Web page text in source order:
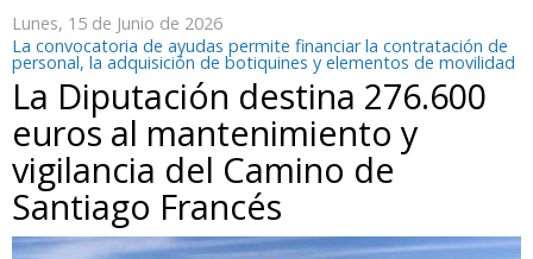
Lunes, 15 de Junio de 2026
La convocatoria de ayudas permite financiar la contratación de
personal, la adquisición de botiquines y elementos de movilidad
La Diputación destina 276.600
euros al mantenimiento y
vigilancia del Camino de
Santiago Francés